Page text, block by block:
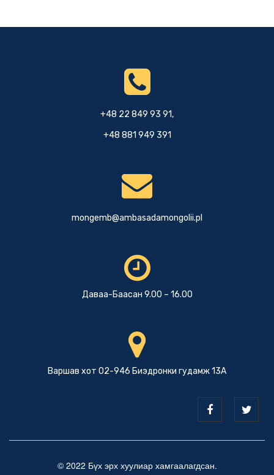
+48 22 849 93 91,
+48 881 949 391
mongemb@ambasadamongolii.pl
Даваа-Баасан 9.00 – 16.00
Варшав хот 02-946 Биэдронки гудамж 13А
© 2022 Бүх эрх хуулиар хамгаалагдсан.